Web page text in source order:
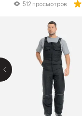
512 просмотров